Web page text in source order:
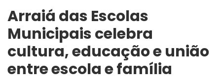
Arraiá das Escolas
Municipais celebra
cultura, educação e união
entre escola e família